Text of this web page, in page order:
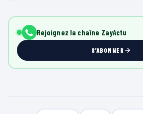
Rejoignez la chaîne ZayActu
S'ABONNER